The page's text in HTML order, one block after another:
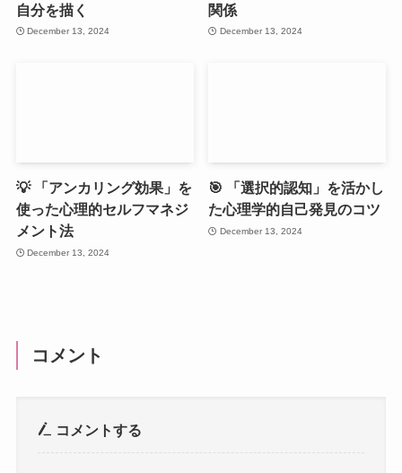
自分を描く
December 13, 2024
関係
December 13, 2024
💡 「アンカリング効果」を
使った心理的セルフマネジ
メント法
December 13, 2024
🎯 「選択的認知」を活かし
た心理学的自己発見のコツ
December 13, 2024
コメント
コメントする